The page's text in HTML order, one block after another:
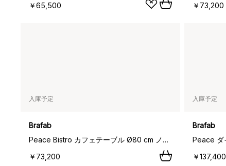
￥65,500 ￥73,200
入庫予定
Brafab
Peace Bistro カフェテーブル Ø80 cm ノルディックグリーン,
￥73,200
入庫予定
Brafab
￥137,400